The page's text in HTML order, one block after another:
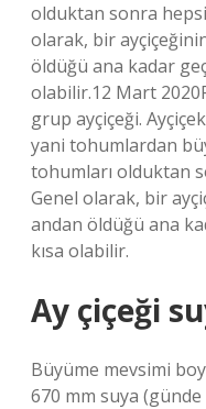
olduktan sonra
olarak, bir
öldüğü ana kadar
olabilir.12 Mart
grup ayçiçeği.
yani tohumlardan
tohumları olduktan
Genel olarak, bir
andan öldüğü ana
kısa olabilir.
Ay çiçeği
Büyüme mevsimi
670 mm suya